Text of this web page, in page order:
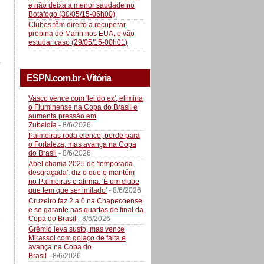
e não deixa a menor saudade no
Botafogo (30/05/15-06h00)
Clubes têm direito a recuperar
propina de Marin nos EUA, e vão
estudar caso (29/05/15-00h01)
ESPN.com.br - Vitória
Vasco vence com 'lei do ex', elimina
o Fluminense na Copa do Brasil e
aumenta pressão em
Zubeldía - 8/6/2026
Palmeiras roda elenco, perde para
o Fortaleza, mas avança na Copa
do Brasil - 8/6/2026
Abel chama 2025 de 'temporada
desgraçada', diz o que o mantém
no Palmeiras e afirma: 'É um clube
que tem que ser imitado' - 8/6/2026
Cruzeiro faz 2 a 0 na Chapecoense
e se garante nas quartas de final da
Copa do Brasil - 8/6/2026
Grêmio leva susto, mas vence
Mirassol com golaço de falta e
avança na Copa do
Brasil - 8/6/2026